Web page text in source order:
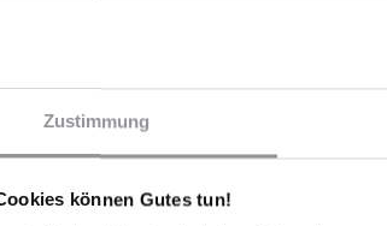
Zustimmung
können Gutes tun!